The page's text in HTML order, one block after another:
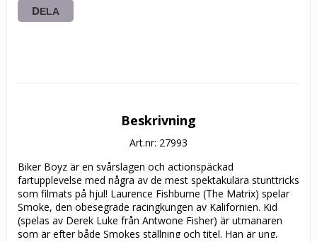
DELA
Beskrivning
Art.nr: 27993
Biker Boyz är en svårslagen och actionspäckad
fartupplevelse med några av de mest spektakulära stunttricks
som filmats på hjul! Laurence Fishburne (The Matrix) spelar
Smoke, den obesegrade racingkungen av Kalifornien. Kid
(spelas av Derek Luke från Antwone Fisher) är utmanaren
som är efter både Smokes ställning och titel. Han är ung,